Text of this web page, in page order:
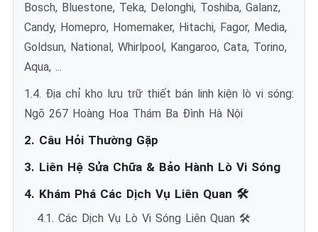
Bosch, Bluestone, Teka, Delonghi, Toshiba, Galanz,
Candy, Homepro, Homemaker, Hitachi, Fagor, Media,
Goldsun, National, Whirlpool, Kangaroo, Cata, Torino,
Aqua, ...
1.4. Địa chỉ kho lưu trữ thiết bán linh kiện lò vi sóng:
Ngõ 267 Hoàng Hoa Thám Ba Đình Hà Nội
2. Câu Hỏi Thường Gặp
3. Liên Hệ Sửa Chữa & Bảo Hành Lò Vi Sóng
4. Khám Phá Các Dịch Vụ Liên Quan 🛠️
4.1. Các Dịch Vụ Lò Vi Sóng Liên Quan 🛠️